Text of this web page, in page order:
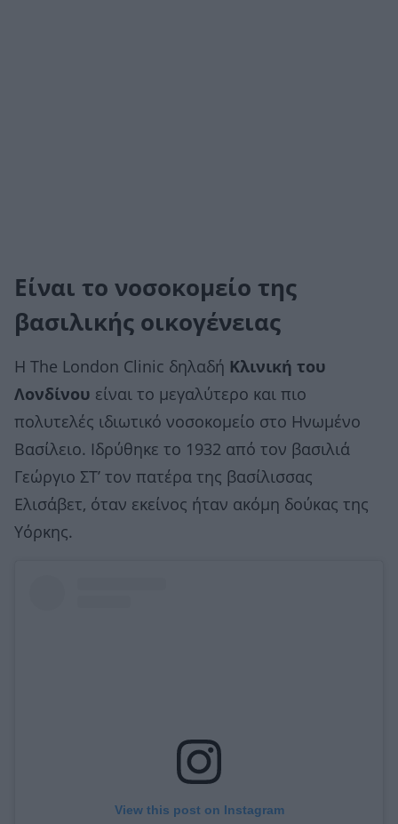
Είναι το νοσοκομείο της
βασιλικής οικογένειας
Η Τhe London Clinic δηλαδή Κλινική του
Λονδίνου είναι το μεγαλύτερο και πιο
πολυτελές ιδιωτικό νοσοκομείο στο Ηνωμένο
Βασίλειο. Ιδρύθηκε το 1932 από τον βασιλιά
Γεώργιο ΣΤ’ τον πατέρα της βασίλισσας
Ελισάβετ, όταν εκείνος ήταν ακόμη δούκας της
Υόρκης.
View this post on Instagram